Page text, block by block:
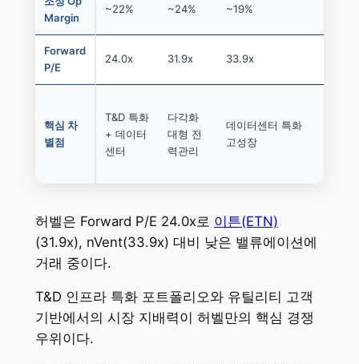
Margin
~22% ~24% ~19%
Forward
P/E
24.0x 31.9x 33.9x
핵심 차
별점
T&D 특화
+ 데이터
센터
다각화
대형 전
력관리
데이터센터 특화
고성장
허벨은 Forward P/E 24.0x로 이튼(ETN)
(31.9x), nVent(33.9x) 대비 낮은 밸류에이션에
거래 중이다.
T&D 인프라 특화 포트폴리오와 유틸리티 고객
기반에서의 시장 지배력이 허벨만의 핵심 경쟁
우위이다.